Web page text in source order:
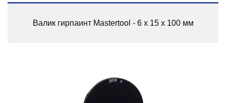
Валик гирпаинт Mastertool - 6 х 15 х 100 мм